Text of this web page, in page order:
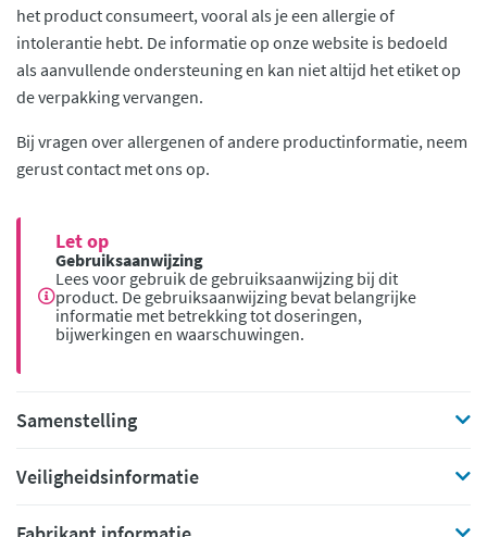
het product consumeert, vooral als je een allergie of
intolerantie hebt. De informatie op onze website is bedoeld
als aanvullende ondersteuning en kan niet altijd het etiket op
de verpakking vervangen.
Bij vragen over allergenen of andere productinformatie, neem
gerust contact met ons op.
Let op
Gebruiksaanwijzing
Lees voor gebruik de gebruiksaanwijzing bij dit
product. De gebruiksaanwijzing bevat belangrijke
informatie met betrekking tot doseringen,
bijwerkingen en waarschuwingen.
Samenstelling
Veiligheidsinformatie